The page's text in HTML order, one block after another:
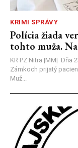
KRIMI SPRÁVY
Polícia žiada
tohto muža.
KR PZ Nitra |MM| Dňa
Zámkoch prijatý
Muž...